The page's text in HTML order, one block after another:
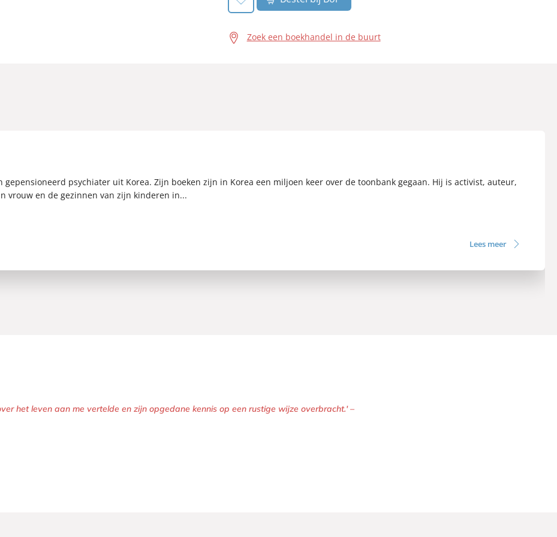
Zoek een boekhandel in de buurt
gepensioneerd psychiater uit Korea. Zijn boeken zijn in Korea een miljoen keer over de toonbank gegaan. Hij is activist, auteur,
vrouw en de gezinnen van zijn kinderen in...
Lees meer
het leven aan me vertelde en zijn opgedane kennis op een rustige wijze overbracht.' –